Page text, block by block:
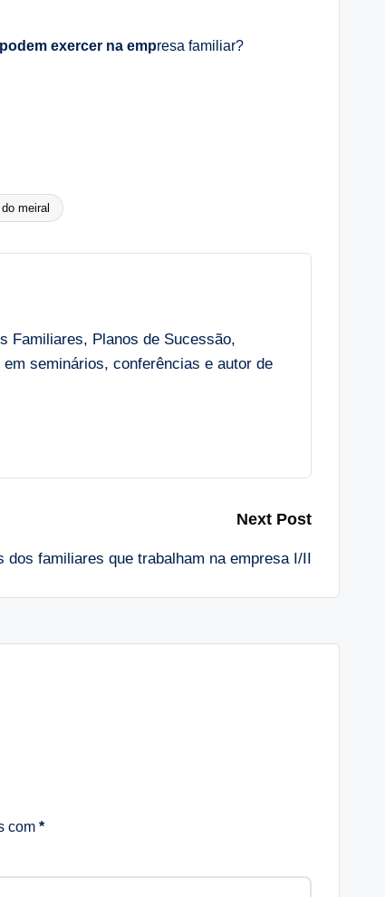
exercer na empresa familiar?
meiral
Familiares, Planos de Sucessão,
seminários, conferências e autor de
Next Post
dos familiares que trabalham na empresa I/II
com *